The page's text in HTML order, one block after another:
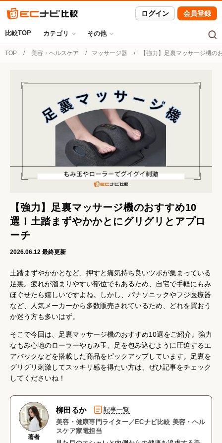
ログイン 会員登録
比較TOP カテゴリ その他
TOP 美容・ヘルスケア マッサージ器 【強力】足裏マッサージ機
【強力】足裏マッサージ機のおすすめ10
選！土踏まずやかかとにグリグリとアプロ
ーチ
2026.06.12 最終更新
土踏まずやかかとなど、押すと痛気持ち良いツボが集まっている
足裏。疲れが溜まりやすい部位でもあるため、自宅で手軽にもみ
ほぐせたら嬉しいですよね。しかし、パナソニックやフジ医療器
など、人気メーカーから多数販売されているため、どれを買おう
か迷う方も多いはず。
そこで今回は、足裏マッサージ機のおすすめ10選をご紹介。強力
なもみ心地のローラーやもみ玉、足を包み込むように圧迫するエ
アバックなどを搭載した商品をピックアップしています。足裏を
グリグリ刺激してスッキリ感を得たい方は、ぜひ記事をチェック
してくださいね！
著者
柳田るか
記事一覧
美容・健康専門ライター／ECナビ比較 美容・ヘル
スケア家電担当